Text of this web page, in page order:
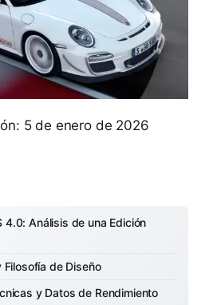
5 de enero de 2026
4.0: Análisis de una Edición
de Diseño
y Datos de Rendimiento